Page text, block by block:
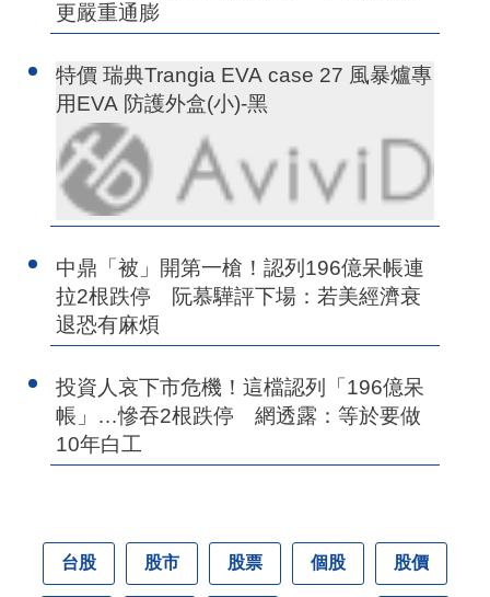
更嚴重通膨
特價 瑞典Trangia EVA case 27 風暴爐專
用EVA 防護外盒(小)-黑
中鼎「被」開第一槍！認列196億呆帳連
拉2根跌停 阮慕驊評下場：若美經濟衰
退恐有麻煩
投資人哀下市危機！這檔認列「196億呆
帳」…慘吞2根跌停 網透露：等於要做
10年白工
台股 股市 股票 個股 股價